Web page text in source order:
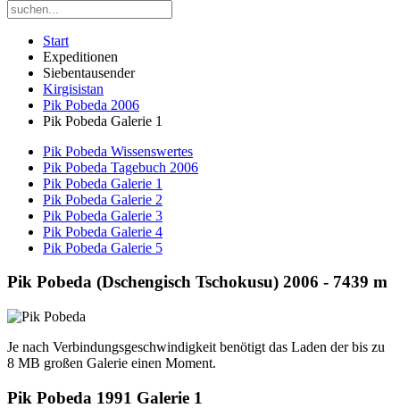
Start
Expeditionen
Siebentausender
Kirgisistan
Pik Pobeda 2006
Pik Pobeda Galerie 1
Pik Pobeda Wissenswertes
Pik Pobeda Tagebuch 2006
Pik Pobeda Galerie 1
Pik Pobeda Galerie 2
Pik Pobeda Galerie 3
Pik Pobeda Galerie 4
Pik Pobeda Galerie 5
Pik Pobeda (Dschengisch Tschokusu) 2006 - 7439 m
Je nach Verbindungsgeschwindigkeit benötigt das Laden der bis zu
8 MB großen Galerie einen Moment.
Pik Pobeda 1991 Galerie 1